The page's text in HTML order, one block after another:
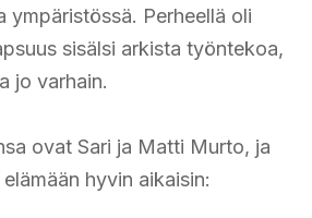
ympäristössä. Perheellä oli
sisälsi arkista työntekoa,
jo varhain.
ovat Sari ja Matti Murto, ja
hyvin aikaisin: